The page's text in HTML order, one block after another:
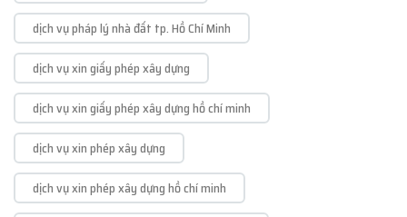
dịch vụ pháp lý nhà đất tp. Hồ Chí Minh
dịch vụ xin giấy phép xây dựng
dịch vụ xin giấy phép xây dựng hồ chí minh
dịch vụ xin phép xây dựng
dịch vụ xin phép xây dựng hồ chí minh